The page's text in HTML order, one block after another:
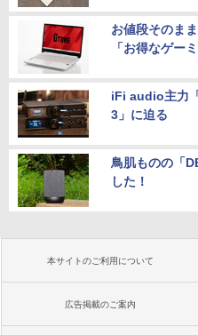
お値段そのま
「お得なゲー
iFi audio主力
3」に迫る
鳥肌ものの「
した！
本サイトのご利用について
広告掲載のご案内